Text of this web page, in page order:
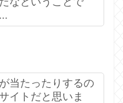
当たったりするの
イトだと思いま